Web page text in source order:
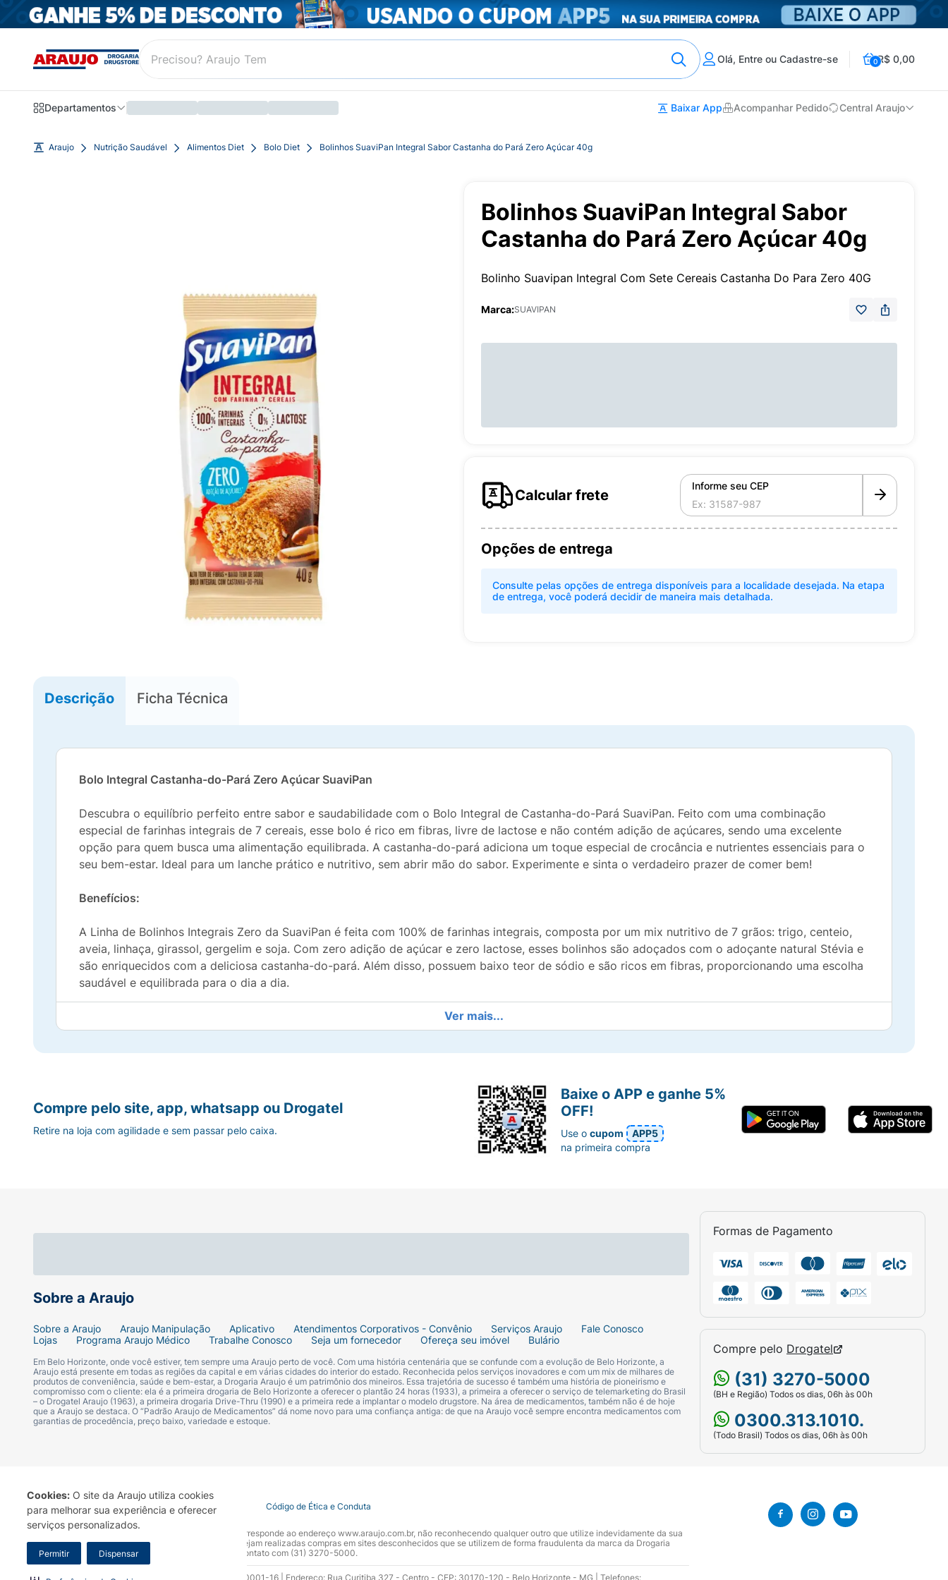
Cookies: O site da Araujo utiliza cookies
para melhorar sua experiência e oferecer
serviços personalizados.
Permitir Dispensar
Olá, Entre ou Cadastre-se 0R$ 0,00
Departamentos Baixar App Acompanhar Pedido Central Araujo
Araujo Nutrição Saudável Alimentos Diet Bolo Diet Bolinhos SuaviPan Integral Sabor Castanha do Pará Zero Açúcar 40g
Bolinhos SuaviPan Integral Sabor
Castanha do Pará Zero Açúcar 40g
Bolinho Suavipan Integral Com Sete Cereais Castanha Do Para Zero 40G
Marca:SUAVIPAN
Calcular frete
Informe seu CEP
Opções de entrega
Consulte pelas opções de entrega disponíveis para a localidade desejada. Na etapa
de entrega, você poderá decidir de maneira mais detalhada.
Descrição Ficha Técnica
Bolo Integral Castanha-do-Pará Zero Açúcar SuaviPan
Descubra o equilíbrio perfeito entre sabor e saudabilidade com o Bolo Integral de Castanha-do-Pará SuaviPan. Feito com uma combinação
especial de farinhas integrais de 7 cereais, esse bolo é rico em fibras, livre de lactose e não contém adição de açúcares, sendo uma excelente
opção para quem busca uma alimentação equilibrada. A castanha-do-pará adiciona um toque especial de crocância e nutrientes essenciais para o
seu bem-estar. Ideal para um lanche prático e nutritivo, sem abrir mão do sabor. Experimente e sinta o verdadeiro prazer de comer bem!
Benefícios:
A Linha de Bolinhos Integrais Zero da SuaviPan é feita com 100% de farinhas integrais, composta por um mix nutritivo de 7 grãos: trigo, centeio,
aveia, linhaça, girassol, gergelim e soja. Com zero adição de açúcar e zero lactose, esses bolinhos são adoçados com o adoçante natural Stévia e
são enriquecidos com a deliciosa castanha-do-pará. Além disso, possuem baixo teor de sódio e são ricos em fibras, proporcionando uma escolha
saudável e equilibrada para o dia a dia.
Zero adição de açúcares.
Com um mix de 7 grãos integrais e castanha-do-pará.
Mistura de farinhas integrais (trigo, centeio, aveia, linhaça, girassol, gergelim e soja), ovo, gordura vegetal, nozes, extrato de soja,
amido, farinha integral de soja, espessante: polidextrose, umectantes: sorbitol e glicerina, estabilizantes: maltitol, goma guar e goma xantana,
emulsificantes: lecitina de soja e mono e diglicerídeos de ácidos graxos, fermentos químicos: bicarbonato de sódio e pirofosfato ácido de sódio,
aromatizantes, conservadores: propionato de sódio e sorbato de potássio, edulcorante natural: glicosídeos de esteviol (Stévia).
ALÉRGICOS:Contém trigo, centeio, aveia, ovo, soja, derivados e nozes. Pode conter cevada, triticale, castanha-do-pará, avelãs e amendoim.
Contém glúten. Não contém lactose.
Ver mais...
Sobre a Araujo
Sobre a Araujo Araujo Manipulação Aplicativo Atendimentos Corporativos - Convênio Serviços Araujo
Fale Conosco
Lojas
Programa Araujo Médico Trabalhe Conosco Seja um fornecedor Ofereça seu imóvel Bulário
Em Belo Horizonte, onde você estiver, tem sempre uma Araujo perto de você. Com uma história centenária que se confunde com a evolução de Belo Horizonte, a
Araujo está presente em todas as regiões da capital e em várias cidades do interior do estado. Reconhecida pelos serviços inovadores e com um mix de milhares de
produtos de conveniência, saúde e bem-estar, a Drogaria Araujo é um patrimônio dos mineiros. Essa trajetória de sucesso é também uma história de pioneirismo e
compromisso com o cliente: ela é a primeira drogaria de Belo Horizonte a oferecer o plantão 24 horas (1933), a primeira a oferecer o serviço de telemarketing do Brasil
– o Drogatel Araujo (1963), a primeira drogaria Drive-Thru (1990) e a primeira rede a implantar o modelo drugstore. Na área de medicamentos, também não é de hoje
que a Araujo se destaca. O “Padrão Araujo de Medicamentos” dá nome novo para uma confiança antiga: de que na Araujo você sempre encontra medicamentos com
garantias de procedência, preço baixo, variedade e estoque.
Formas de Pagamento
Compre pelo Drogatel
(31) 3270-5000
(BH e Região) Todos os dias, 06h às 00h
0300.313.1010.
(Todo Brasil) Todos os dias, 06h às 00h
Compre pelo site, app, whatsapp ou Drogatel
Retire na loja com agilidade e sem passar pelo caixa.
Baixe o APP e ganhe 5%
OFF!
Use ocupom
APP5
na primeira compra
Termo de Uso Portal da Privacidade Covid-19 Código de Ética e Conduta
A Drogaria Araujo S/A informa que o seu site oficial corresponde ao endereço www.araujo.com.br, não reconhecendo qualquer outro que utilize indevidamente da sua
marca. Para sua segurança recomendamos que não sejam realizadas compras em sites desconhecidos que se utilizem de forma fraudulenta da marca da Drogaria
Araujo S.A. Em caso de dúvidas, gentileza entrar em contato com (31) 3270-5000.
Razão Social: Drogaria Araujo S.A | CNPJ: 17.256.512.0001-16 | Endereço: Rua Curitiba 327 - Centro - CEP: 30170-120 - Belo Horizonte - MG | Telefones: